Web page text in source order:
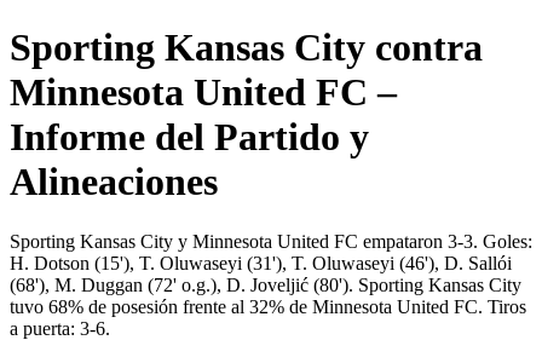
Sporting Kansas City contra
Minnesota United FC –
Informe del Partido y
Alineaciones
Sporting Kansas City y Minnesota United FC empataron 3-3. Goles:
H. Dotson (15'), T. Oluwaseyi (31'), T. Oluwaseyi (46'), D. Sallói
(68'), M. Duggan (72' o.g.), D. Joveljić (80'). Sporting Kansas City
tuvo 68% de posesión frente al 32% de Minnesota United FC. Tiros
a puerta: 3-6.